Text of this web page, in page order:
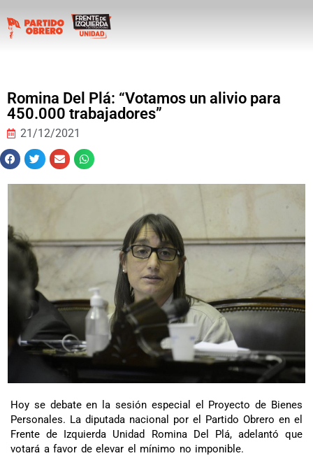
Romina Del Plá: “Votamos un alivio para
450.000 trabajadores”
21/12/2021
Hoy se debate en la sesión especial el Proyecto de Bienes
Personales. La diputada nacional por el Partido Obrero en el
Frente de Izquierda Unidad Romina Del Plá, adelantó que
votará a favor de elevar el mínimo no imponible.